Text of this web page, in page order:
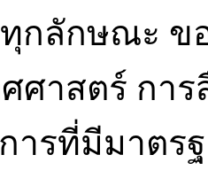
กลักษณะ ข
ศาสตร์ กา
ารที่มีมาตร